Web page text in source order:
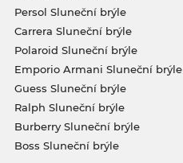
Persol Sluneční brýle
Carrera Sluneční brýle
Polaroid Sluneční brýle
Emporio Armani Sluneční brýle
Guess Sluneční brýle
Ralph Sluneční brýle
Burberry Sluneční brýle
Boss Sluneční brýle